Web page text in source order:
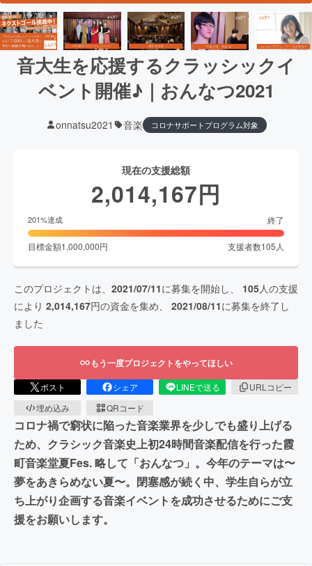
音大生を応援するクラッシックイ
ベント開催♪｜おんなつ2021
onnatsu2021 音楽 コロナサポートプログラム対象
現在の支援総額
2,014,167円
201%達成 終了
目標金額1,000,000円 支援者数105 人
このプロジェクトは、 2021/07/11に募集を開始し、 105人の支援
により 2,014,167円の資金を集め、 2021/08/11に募集を終了し
ました
もう一度プロジェクトをやってほしい
ポスト シェア LINEで送る
URLコピー
埋め込み
QRコード
コロナ禍で窮状に陥った音楽業界を少しでも盛り上げる
ため、クラシック音楽史上初24時間音楽配信を行った霞
町音楽堂夏Fes. 略して「おんなつ」。今年のテーマは〜
夢をあきらめない夏〜。閉塞感が続く中、学生自らが立
ち上がり企画する音楽イベントを成功させるためにご支
援をお願いします。